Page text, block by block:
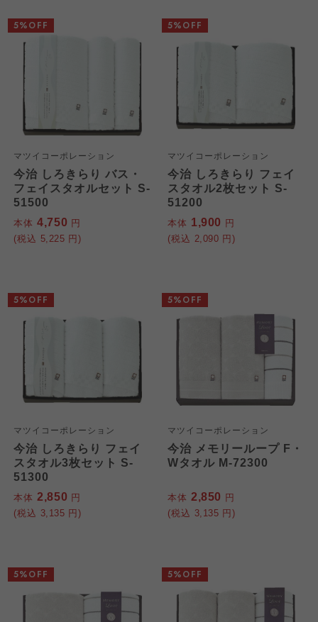
マツイコーポレーション
今治 しろきらり バス・
フェイスタオルセット S-
51500
本体 4,750 円
(税込 5,225 円)
5%OFF
マツイコーポレーション
今治 しろきらり フェイ
スタオル2枚セット S-
51200
本体 1,900 円
(税込 2,090 円)
5%OFF
マツイコーポレーション
今治 しろきらり フェイ
スタオル3枚セット S-
51300
本体 2,850 円
(税込 3,135 円)
5%OFF
マツイコーポレーション
今治 メモリーループ F・
Wタオル M-72300
本体 2,850 円
(税込 3,135 円)
5%OFF
5%OFF 5%OFF